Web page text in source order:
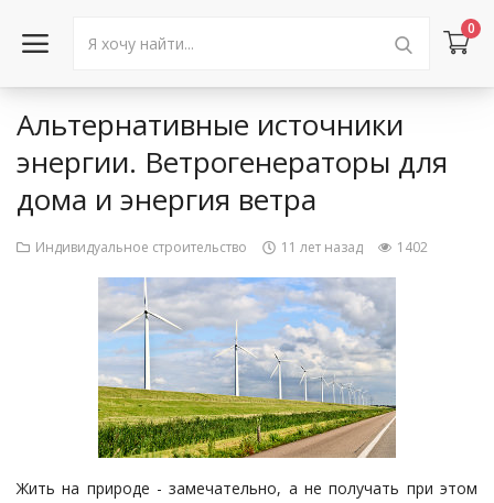
0
Войти в аккаунт
Каталог товаров
Акции
Объявления
Контакты
Город: Колумбус
Альтернативные источники
энергии. Ветрогенераторы для
дома и энергия ветра
Индивидуальное строительство 11 лет назад 1402
Жить на природе - замечательно, а не получать при этом